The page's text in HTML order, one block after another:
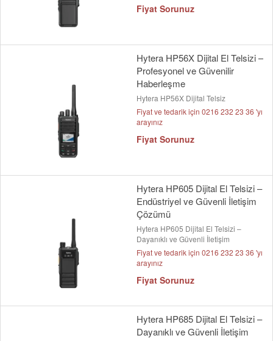
Fiyat Sorunuz
Hytera HP56X Dijital El Telsizi –
Profesyonel ve Güvenilir
Haberleşme
Hytera HP56X Dijital Telsiz
Fiyat ve tedarik için 0216 232 23 36 'yı
arayınız
Fiyat Sorunuz
Hytera HP605 Dijital El Telsizi –
Endüstriyel ve Güvenli İletişim
Çözümü
Hytera HP605 Dijital El Telsizi –
Dayanıklı ve Güvenli İletişim
Fiyat ve tedarik için 0216 232 23 36 'yı
arayınız
Fiyat Sorunuz
Hytera HP685 Dijital El Telsizi –
Dayanıklı ve Güvenli İletişim